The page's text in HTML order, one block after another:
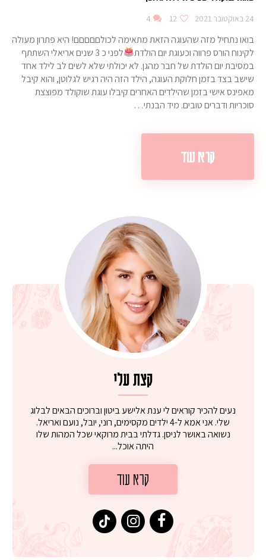
24 באוקטובר 2021 12
4
בואו נתחיל מזה שהעוגה הזאת מתאימה לכולםםםםם! היא פתרון מעולה
לקינוח הורס פרווה וכעוגת יום הולדת
לפני כ 3 שנים אריאלי השתתף
במסיבת יום הולדת של חבר מהגן. לא יכולתי שלא לשים לב לילד אחד
שישב בצד בזמן חלוקת העוגה, הילד הזה היה רגיש לגלוטן, והוא קיבל
מאפינס אישי בזמן שהילדים האחרים קיבלו עוגת שוקולד מפוצצת
סוכריות ודברים טובים. מיד הבנתי…
קרא עוד
קצת עלי
נעים להכיר קוראים לי ענת אלישע ביטון וברוכים הבאים לבלוג
שלי. אני אמא ל-4 ילדים מקסימים, רוני, יובל, נועם ואריאל.
נשואה באושר לניסן. גדלתי בבית מרוקאי שכל המהות שלו
היתה אוכל...
קרא עוד